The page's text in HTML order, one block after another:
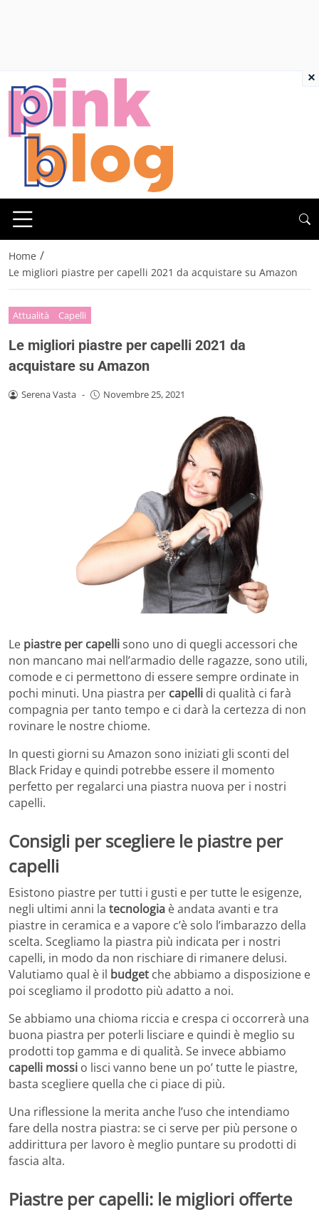
Home /
Le migliori piastre per capelli 2021 da acquistare su Amazon
Attualità Capelli
Le migliori piastre per capelli 2021 da
acquistare su Amazon
Serena Vasta - Novembre 25, 2021
Le piastre per capellisono uno di quegli accessori che
non mancano mai nell’armadio delle ragazze, sono utili,
comode e ci permettono di essere sempre ordinate in
pochi minuti. Una piastra per capelli di qualità ci farà
compagnia per tanto tempo e ci darà la certezza di non
rovinare le nostre chiome.
In questi giorni su Amazon sono iniziati gli sconti del
Black Friday e quindi potrebbe essere il momento
perfetto per regalarci una piastra nuova per i nostri
capelli.
Consigli per scegliere le piastre per
capelli
Esistono piastre per tutti i gusti e per tutte le esigenze,
negli ultimi anni la tecnologia è andata avanti e tra
piastre in ceramica e a vapore c’è solo l’imbarazzo della
scelta. Scegliamo la piastra più indicata per i nostri
capelli, in modo da non rischiare di rimanere delusi.
Valutiamo qual è il budget che abbiamo a disposizione e
poi scegliamo il prodotto più adatto a noi.
Se abbiamo una chioma riccia e crespa ci occorrerà una
buona piastra per poterli lisciare e quindi è meglio su
prodotti top gamma e di qualità. Se invece abbiamo
capelli mossi o lisci vanno bene un po’ tutte le piastre,
basta scegliere quella che ci piace di più.
Una riflessione la merita anche l’uso che intendiamo
fare della nostra piastra: se ci serve per più persone o
addirittura per lavoro è meglio puntare su prodotti di
fascia alta.
Piastre per capelli: le migliori offerte
×